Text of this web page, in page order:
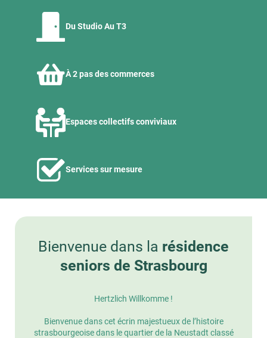
Du Studio Au T3
À 2 pas des commerces
Espaces collectifs conviviaux
Services sur mesure
Bienvenue dans la résidence
seniors de Strasbourg
Hertzlich Willkomme !
Bienvenue dans cet écrin majestueux de l’histoire
strasbourgeoise dans le quartier de la Neustadt classé